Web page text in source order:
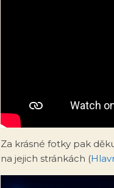
Za krásné fotky pak
na jejich stránkách (